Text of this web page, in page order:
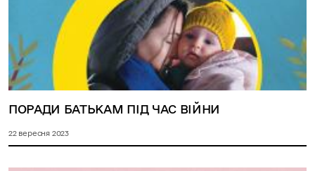
ПОРАДИ БАТЬКАМ ПІД ЧАС ВІЙНИ
22 вересня 2023